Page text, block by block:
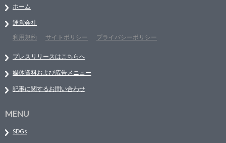
ホーム
運営会社
利用規約
サイトポリシー プライバシーポリシー
プレスリリースはこちらへ
媒体資料および広告メニュー
記事に関するお問い合わせ
MENU
SDGs